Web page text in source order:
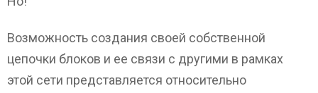
Возможность создания своей собственной
цепочки блоков и ее связи с другими в рамках
этой сети представляется относительно